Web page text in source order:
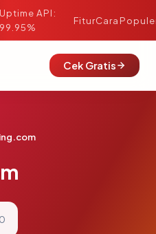
Uptime API:
99.95%
FiturCara
Cek Gratis